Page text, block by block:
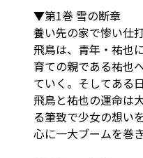
▼第1巻 雪の断章
養い先の家で惨い仕
飛鳥は、青年・祐也
育ての親である祐也
ていく。そしてある
飛鳥と祐也の運命は
る筆致で少女の想い
心に一大ブームを巻